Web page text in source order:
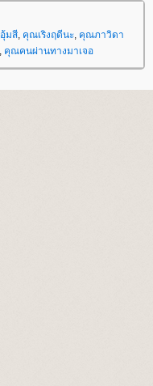
มสี คุณเริงฤดีนะ คุณภาวิดา
คุณคนผ่านทางมาเจอ